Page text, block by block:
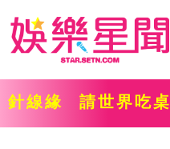
針線緣 請世界吃桌